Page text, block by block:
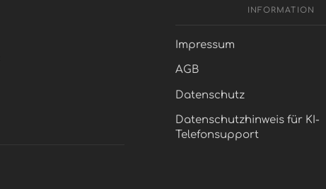
INFORMATION
Impressum
AGB
Datenschutz
Datenschutzhinweis für KI-
Telefonsupport